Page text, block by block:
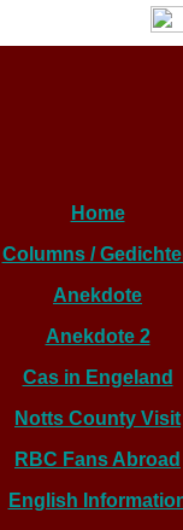
Home
Columns /
Anekdote
Anekdote 2
Cas in Engeland
Notts County Visit
RBC Fans Abroad
English